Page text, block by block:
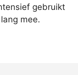
gebruikt
mee.